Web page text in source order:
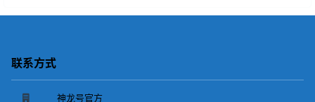
联系方式
神龙号官方